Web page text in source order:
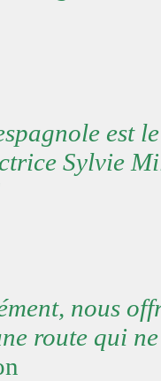
est
Sylvie
nous
route qui